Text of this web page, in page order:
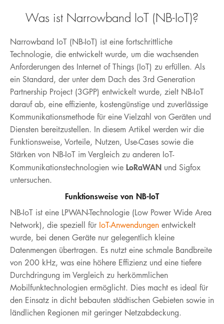
Hotline E-Mail
DEUTSCH
VULNERABILITY DISCLOSURE
ERKLÄRUNG ZUR BARRIEREFREIHEIT
DATA-ACT
WIDERRUF
Was ist Narrowband IoT (NB-IoT)?
Narrowband IoT (NB-IoT) ist eine fortschrittliche
Technologie, die entwickelt wurde, um die wachsenden
Anforderungen des Internet of Things (IoT) zu erfüllen. Als
ein Standard, der unter dem Dach des 3rd Generation
Partnership Project (3GPP) entwickelt wurde, zielt NB-IoT
darauf ab, eine effiziente, kostengünstige und zuverlässige
Kommunikationsmethode für eine Vielzahl von Geräten und
Diensten bereitzustellen. In diesem Artikel werden wir die
Funktionsweise, Vorteile, Nutzen, Use-Cases sowie die
Stärken von NB-IoT im Vergleich zu anderen IoT-
Kommunikationstechnologien wie LoRaWAN und Sigfox
untersuchen.
Funktionsweise von NB-IoT
NB-IoT ist eine LPWAN-Technologie (Low Power Wide Area
Network), die speziell für IoT-Anwendungen entwickelt
wurde, bei denen Geräte nur gelegentlich kleine
Datenmengen übertragen. Es nutzt eine schmale Bandbreite
von 200 kHz, was eine höhere Effizienz und eine tiefere
Durchdringung im Vergleich zu herkömmlichen
Mobilfunktechnologien ermöglicht. Dies macht es ideal für
den Einsatz in dicht bebauten städtischen Gebieten sowie in
ländlichen Regionen mit geringer Netzabdeckung.